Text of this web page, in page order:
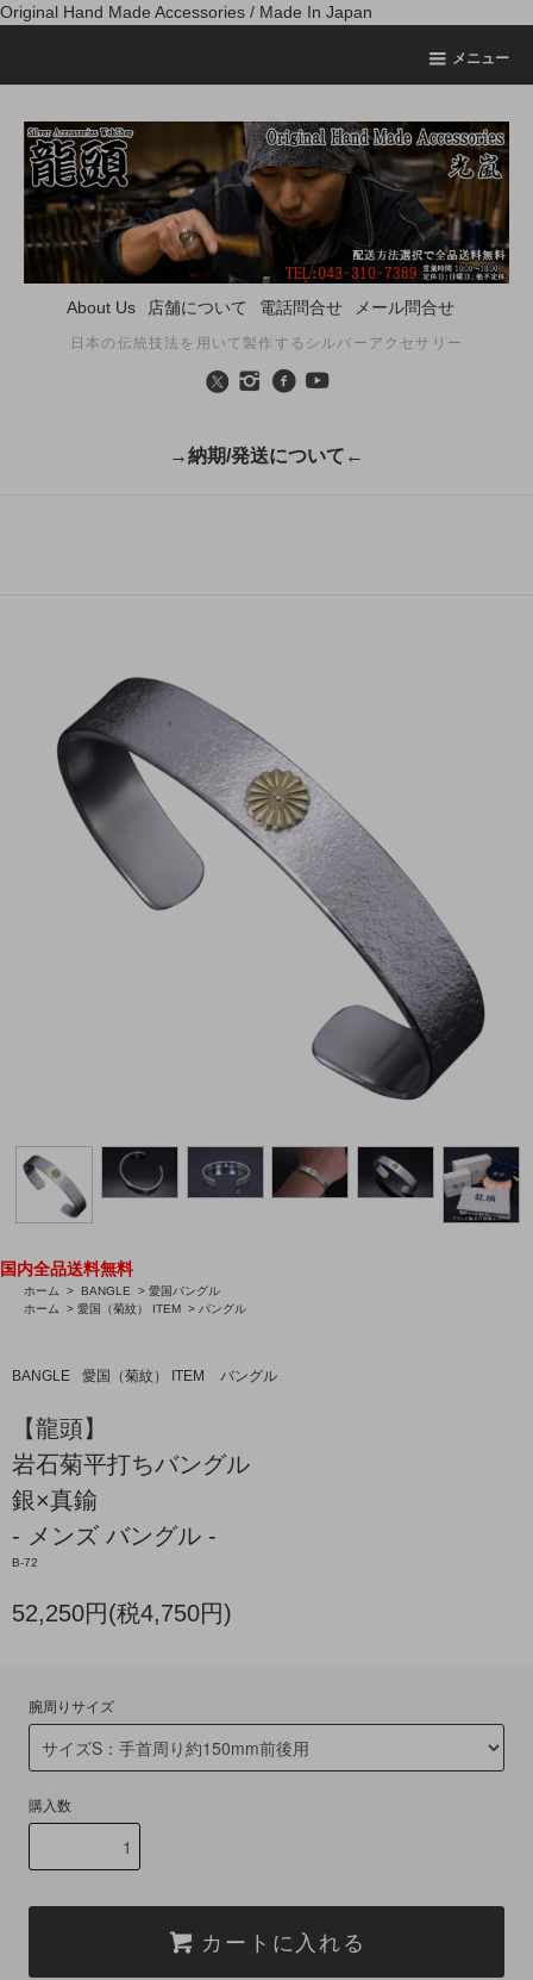
Original Hand Made Accessories / Made In Japan
メニュー
About Us 店舗について 電話問合せ メール問合せ
日本の伝統技法を用いて製作するシルバーアクセサリー
→納期/発送について←
国内全品送料無料
ホーム > BANGLE > 愛国バングル
ホーム
> 愛国（菊紋） ITEM > バングル
BANGLE 愛国（菊紋） ITEM バングル
【龍頭】
岩石菊平打ちバングル
銀×真鍮
- メンズ バングル -
B-72
52,250円(税4,750円)
腕周りサイズ
購入数
カートに入れる